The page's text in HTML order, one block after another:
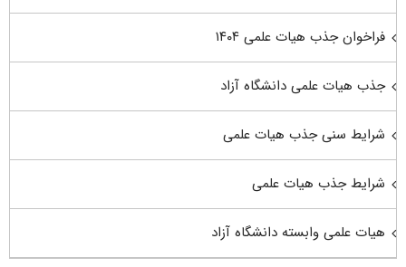
فراخوان جذب هیات علمی ۱۴۰۴
جذب هیات علمی دانشگاه آزاد
شرایط سنی جذب هیات علمی
شرایط جذب هیات علمی
هیات علمی وابسته دانشگاه آزاد